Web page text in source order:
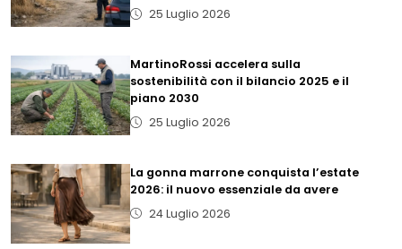
25 Luglio 2026
MartinoRossi accelera sulla
sostenibilità con il bilancio 2025 e il
piano 2030
25 Luglio 2026
La gonna marrone conquista l’estate
2026: il nuovo essenziale da avere
24 Luglio 2026